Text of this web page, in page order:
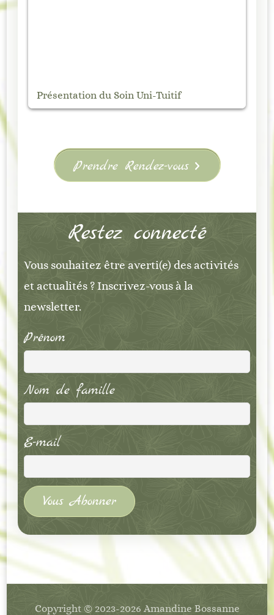
août
Prendre Rendez-vous
Restez connecté
Vous souhaitez être averti(e) des activités
et actualités ? Inscrivez-vous à la
newsletter.
Prénom
Nom de famille
E-mail
Copyright © 2023-2026 Amandine Bossanne